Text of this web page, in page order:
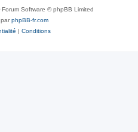
Forum Software © phpBB Limited
parphpBB-fr.com
| Conditions